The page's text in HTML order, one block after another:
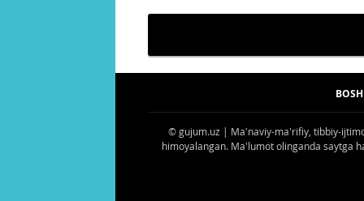
© gujum.uz | Maʼnaviy-maʼrifiy, tibbiy-
himoyalangan. Maʼlumot olinganda saytga